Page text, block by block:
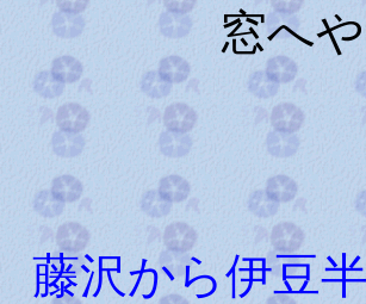
窓へやつ
藤沢から伊豆